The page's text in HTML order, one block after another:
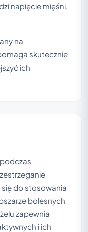
napięcie mięśni,
na
skutecznie
ich
do stosowania
bolesnych
zapewnia
i ich